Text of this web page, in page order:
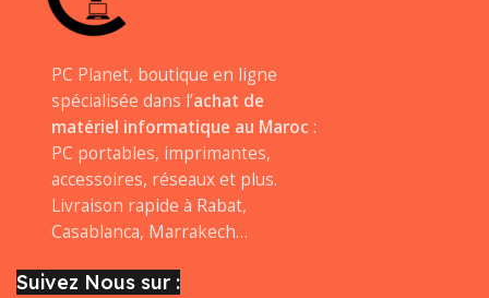
PC Planet, boutique en ligne
spécialisée dans l’achat de
matériel informatique au Maroc :
PC portables, imprimantes,
accessoires, réseaux et plus.
Livraison rapide à Rabat,
Casablanca, Marrakech…
Suivez Nous sur :